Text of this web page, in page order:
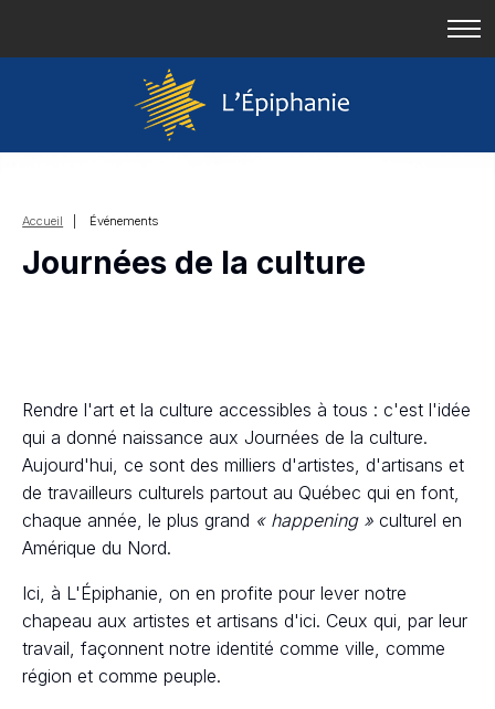
Accueil | Événements
Journées de la culture
Rendre l'art et la culture accessibles à tous : c'est l'idée
qui a donné naissance aux Journées de la culture.
Aujourd'hui, ce sont des milliers d'artistes, d'artisans et
de travailleurs culturels partout au Québec qui en font,
chaque année, le plus grand « happening » culturel en
Amérique du Nord.
Ici, à L'Épiphanie, on en profite pour lever notre
chapeau aux artistes et artisans d'ici. Ceux qui, par leur
travail, façonnent notre identité comme ville, comme
région et comme peuple.